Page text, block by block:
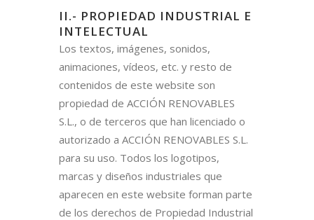
II.- PROPIEDAD INDUSTRIAL E
INTELECTUAL
Los textos, imágenes, sonidos,
animaciones, vídeos, etc. y resto de
contenidos de este website son
propiedad de ACCIÓN RENOVABLES
S.L., o de terceros que han licenciado o
autorizado a ACCIÓN RENOVABLES S.L.
para su uso. Todos los logotipos,
marcas y diseños industriales que
aparecen en este website forman parte
de los derechos de Propiedad Industrial